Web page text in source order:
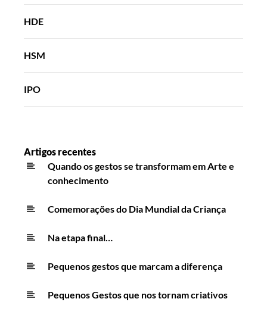
HDE
HSM
IPO
Artigos recentes
Quando os gestos se transformam em Arte e
conhecimento
Comemorações do Dia Mundial da Criança
Na etapa final…
Pequenos gestos que marcam a diferença
Pequenos Gestos que nos tornam criativos